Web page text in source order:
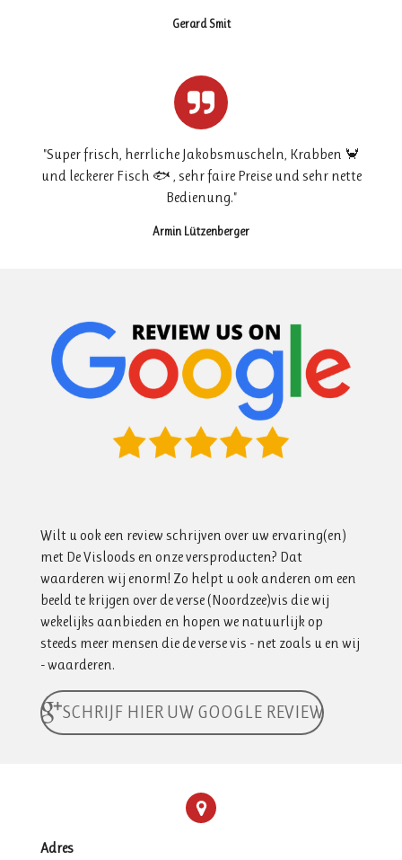
Gerard Smit
"Super frisch, herrliche Jakobsmuscheln, Krabben 🦀
und leckerer Fisch 🐟 , sehr faire Preise und sehr nette
Bedienung."
Armin Lützenberger
Wilt u ook een review schrijven over uw ervaring(en)
met De Visloods en onze versproducten? Dat
waarderen wij enorm! Zo helpt u ook anderen om een
beeld te krijgen over de verse (Noordzee)vis die wij
wekelijks aanbieden en hopen we natuurlijk op
steeds meer mensen die de verse vis - net zoals u en wij
- waarderen.
SCHRIJF HIER UW GOOGLE REVIEW
Adres